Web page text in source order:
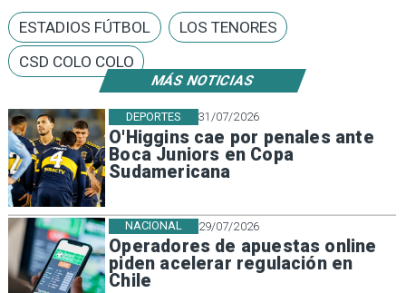
MÁS NOTICIAS
31/07/2026
O'Higgins cae por penales ante
Boca Juniors en Copa
Sudamericana
DEPORTES
29/07/2026
Operadores de apuestas online
piden acelerar regulación en
Chile
NACIONAL
ESTADIOS FÚTBOL
LOS TENORES
CSD COLO COLO